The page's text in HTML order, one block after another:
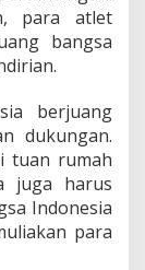
para atlet
bangsa
berjuang
dukungan.
tuan rumah
juga harus
Indonesia
para